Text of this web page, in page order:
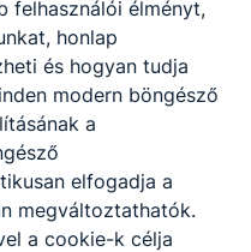
felhasználói élményt,
honlap
és hogyan tudja
modern böngésző
a
elfogadja a
megváltoztathatók.
a cookie-k célja